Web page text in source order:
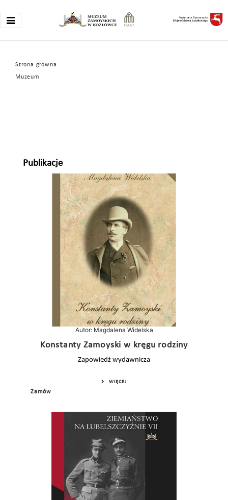
Strona główna
Muzeum
Publikacje
Autor: Magdalena Widelska
Konstanty Zamoyski w kręgu rodziny
Zapowiedź wydawnicza
WIĘCEJ
Zamów